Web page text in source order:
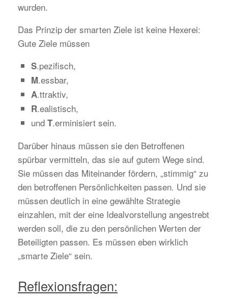
wurden.
Das Prinzip der smarten Ziele ist keine Hexerei:
Gute Ziele müssen
S.pezifisch,
M.essbar,
A.ttraktiv,
R.ealistisch,
und T.erminisiert sein.
Darüber hinaus müssen sie den Betroffenen
spürbar vermitteln, das sie auf gutem Wege sind.
Sie müssen das Miteinander fördern, „stimmig“ zu
den betroffenen Persönlichkeiten passen. Und sie
müssen deutlich in eine gewählte Strategie
einzahlen, mit der eine Idealvorstellung angestrebt
werden soll, die zu den persönlichen Werten der
Beteiligten passen. Es müssen eben wirklich
„smarte Ziele“ sein.
Reflexionsfragen: